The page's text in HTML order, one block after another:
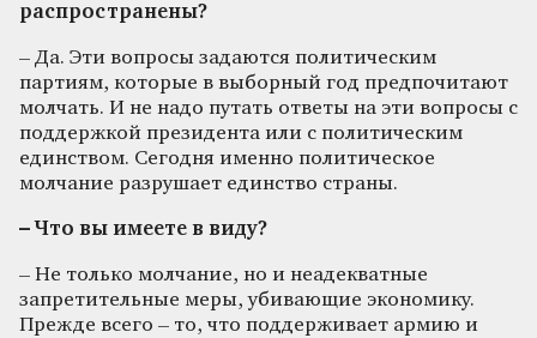
распространены?
– Да. Эти вопросы задаются политическим
партиям, которые в выборный год предпочитают
молчать. И не надо путать ответы на эти вопросы с
поддержкой президента или с политическим
единством. Сегодня именно политическое
молчание разрушает единство страны.
– Что вы имеете в виду?
– Не только молчание, но и неадекватные
запретительные меры, убивающие экономику.
Прежде всего – то, что поддерживает армию и